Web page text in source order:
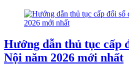
Hướng dẫn thủ tục cấp
Nội năm 2026 mới nhất